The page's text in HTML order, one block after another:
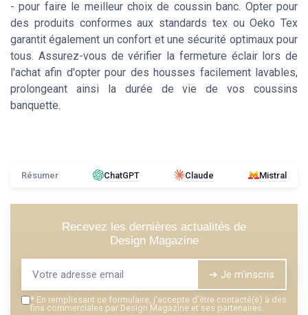
- pour faire le meilleur choix de coussin banc. Opter pour
des produits conformes aux standards tex ou Oeko Tex
garantit également un confort et une sécurité optimaux pour
tous. Assurez-vous de vérifier la fermeture éclair lors de
l'achat afin d'opter pour des housses facilement lavables,
prolongeant ainsi la durée de vie de vos coussins
banquette.
Résumer ChatGPT Claude Mistral
Recevez les dernières actualités de
Design Magazine
➔ Je m'inscris
* En remplissant ce formulaire, j’accepte d’être contacté(e) à des
fins commerciales par Design Magazine et ses partenaires.